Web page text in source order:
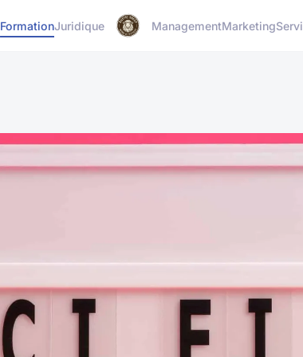
FormationJuridique ManagementMarketing